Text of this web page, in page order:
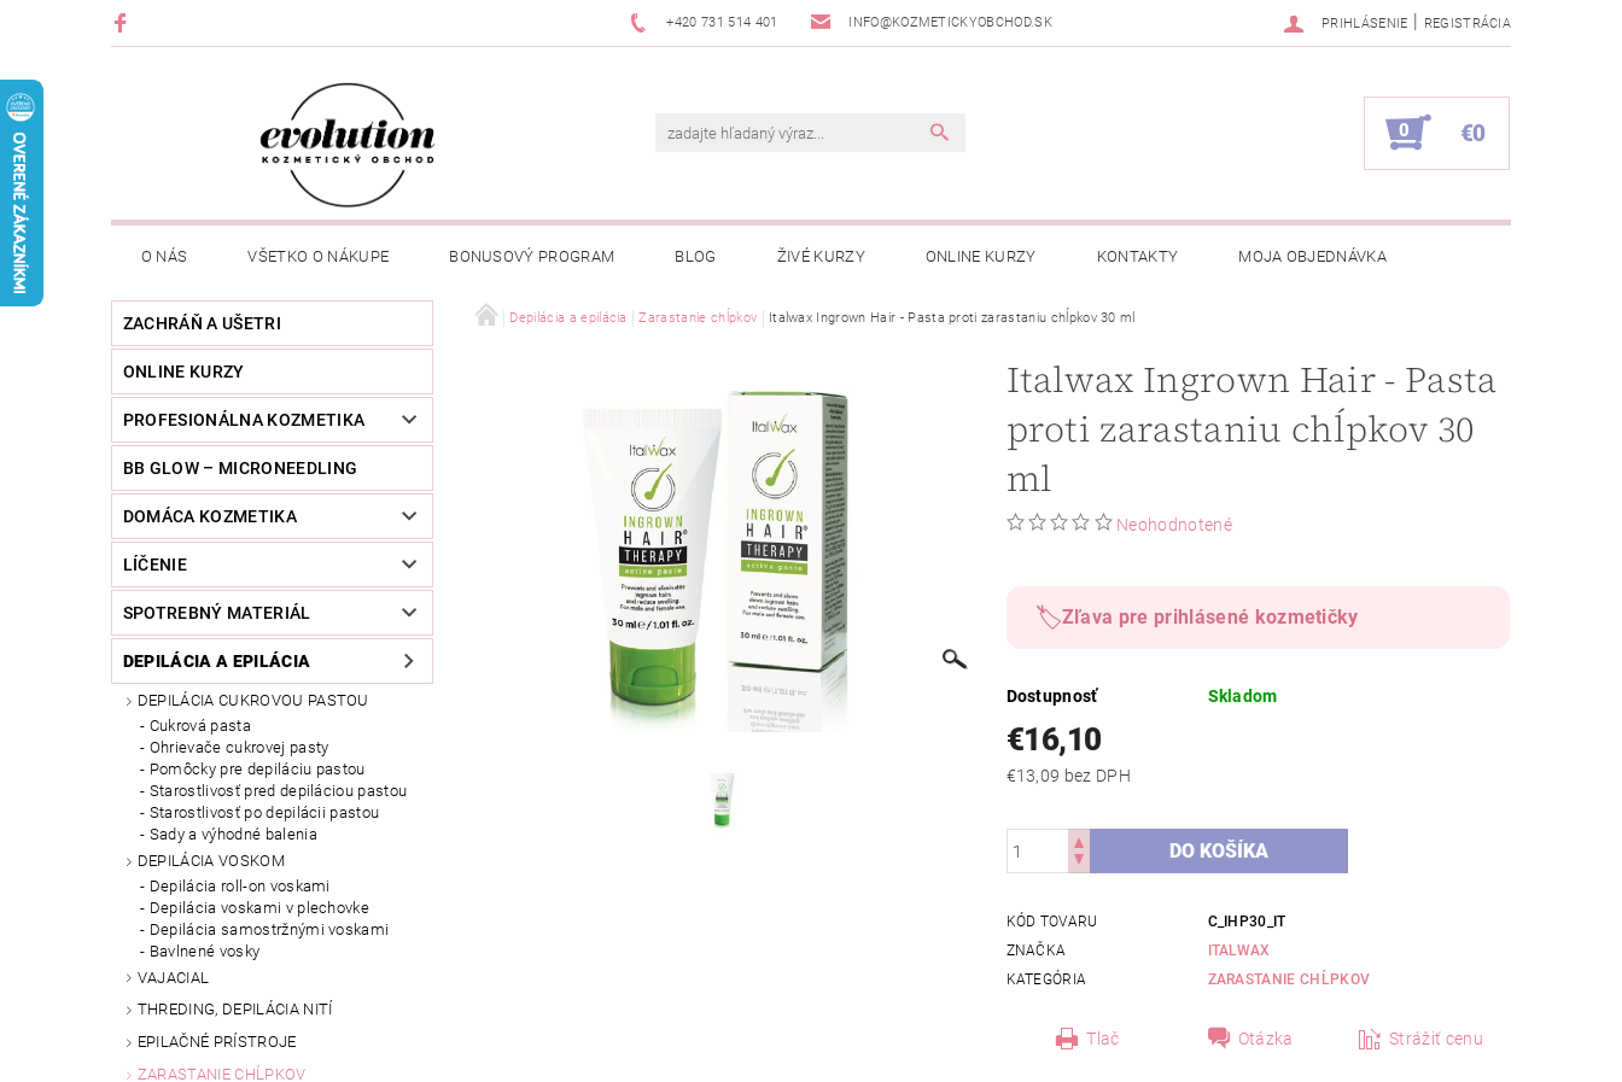
+420 731 514 401 INFO@KOZMETICKYOBCHOD.SK PRIHLÁSENIE | REGISTRÁCIA
0 €0
O NÁS VŠETKO O NÁKUPE BONUSOVÝ PROGRAM BLOG ŽIVÉ KURZY ONLINE KURZY KONTAKTY MOJA OBJEDNÁVKA
ZACHRÁŇ A UŠETRI
ONLINE KURZY
PROFESIONÁLNA KOZMETIKA
BB GLOW – MICRONEEDLING
DOMÁCA KOZMETIKA
LÍČENIE
SPOTREBNÝ MATERIÁL
DEPILÁCIA A EPILÁCIA
DEPILÁCIA CUKROVOU PASTOU
Cukrová pasta
Ohrievače cukrovej pasty
Pomôcky pre depiláciu pastou
Starostlivosť pred depiláciou pastou
Starostlivosť po depilácii pastou
Sady a výhodné balenia
DEPILÁCIA VOSKOM
Depilácia roll-on voskami
Depilácia voskami v plechovke
Depilácia samostržnými voskami
Bavlnené vosky
VAJACIAL
THREDING, DEPILÁCIA NITÍ
EPILAČNÉ PRÍSTROJE
ZARASTANIE CHĹPKOV
Depilácia a epilácia Zarastanie chĺpkov Italwax Ingrown Hair - Pasta proti zarastaniu chĺpkov 30 ml
Italwax Ingrown Hair - Pasta
proti zarastaniu chĺpkov 30
ml
Neohodnotené
🏷️Zľava pre prihlásené kozmetičky
Dostupnosť Skladom
€16,10
€13,09 bez DPH
KÓD TOVARU
C_IHP30_IT
ZNAČKA
ITALWAX
KATEGÓRIA
ZARASTANIE CHĹPKOV
Tlač Otázka Strážiť cenu